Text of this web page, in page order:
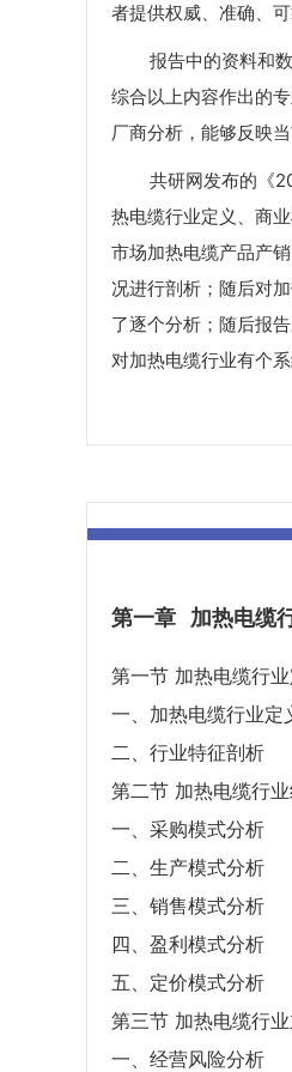
者提供权威、准确、
报告中的资料和数
综合以上内容作出的
厂商分析，能够反映
共研网发布的《
热电缆行业定义、商
市场加热电缆产品产
况进行剖析；随后对
了逐个分析；随后报
对加热电缆行业有个
第一章 加热电缆
第一节 加热电缆行
一、加热电缆行业定
二、行业特征剖析
第二节 加热电缆行
一、采购模式分析
二、生产模式分析
三、销售模式分析
四、盈利模式分析
五、定价模式分析
第三节 加热电缆行
一、经营风险分析